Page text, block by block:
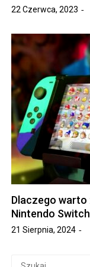
22 Czerwca, 2023
Dlaczego warto
Nintendo
21 Sierpnia, 2024
Szukaj: